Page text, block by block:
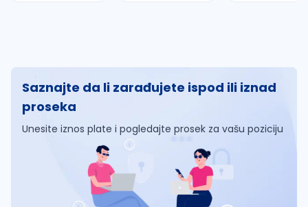
Saznajte da li zarađujete ispod ili iznad
proseka
Unesite iznos plate i pogledajte prosek za vašu poziciju